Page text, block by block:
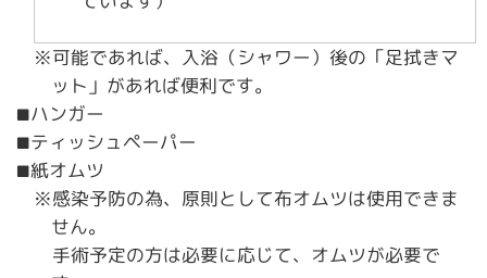
※可能であれば、入浴（シャワー）後の「足拭きマ
ット」があれば便利です。
■ハンガー
■ティッシュペーパー
■紙オムツ
※感染予防の為、原則として布オムツは使用できま
せん。
手術予定の方は必要に応じて、オムツが必要で